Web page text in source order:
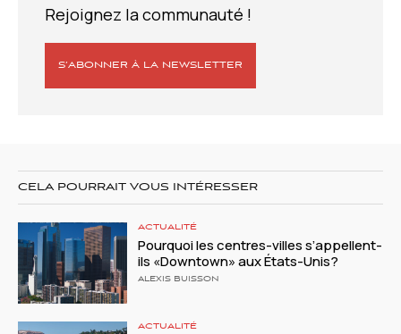
Rejoignez la communauté !
S’ABONNER À LA NEWSLETTER
CELA POURRAIT VOUS INTÉRESSER
ACTUALITÉ
Pourquoi les centres-villes s’appellent-
ils «Downtown» aux États-Unis?
ALEXIS BUISSON
ACTUALITÉ